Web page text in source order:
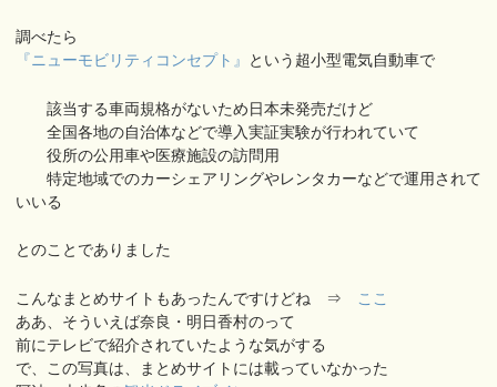
調べたら
『ニューモビリティコンセプト』 という超小型電気自動車で
該当する車両規格がないため日本未発売だけど
全国各地の自治体などで導入実証実験が行われていて
役所の公用車や医療施設の訪問用
特定地域でのカーシェアリングやレンタカーなどで運用されて
いいる
とのことでありました
こんなまとめサイトもあったんですけどね ⇒ ここ
ああ、そういえば奈良・明日香村のって
前にテレビで紹介されていたような気がする
で、この写真は、まとめサイトには載っていなかった